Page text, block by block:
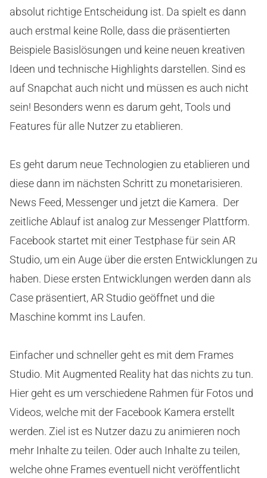
absolut richtige Entscheidung ist. Da spielt es dann
auch erstmal keine Rolle, dass die präsentierten
Beispiele Basislösungen und keine neuen kreativen
Ideen und technische Highlights darstellen. Sind es
auf Snapchat auch nicht und müssen es auch nicht
sein! Besonders wenn es darum geht, Tools und
Features für alle Nutzer zu etablieren.
Es geht darum neue Technologien zu etablieren und
diese dann im nächsten Schritt zu monetarisieren.
News Feed, Messenger und jetzt die Kamera. Der
zeitliche Ablauf ist analog zur Messenger Plattform.
Facebook startet mit einer Testphase für sein AR
Studio, um ein Auge über die ersten Entwicklungen zu
haben. Diese ersten Entwicklungen werden dann als
Case präsentiert, AR Studio geöffnet und die
Maschine kommt ins Laufen.
Einfacher und schneller geht es mit dem Frames
Studio. Mit Augmented Reality hat das nichts zu tun.
Hier geht es um verschiedene Rahmen für Fotos und
Videos, welche mit der Facebook Kamera erstellt
werden. Ziel ist es Nutzer dazu zu animieren noch
mehr Inhalte zu teilen. Oder auch Inhalte zu teilen,
welche ohne Frames eventuell nicht veröffentlicht